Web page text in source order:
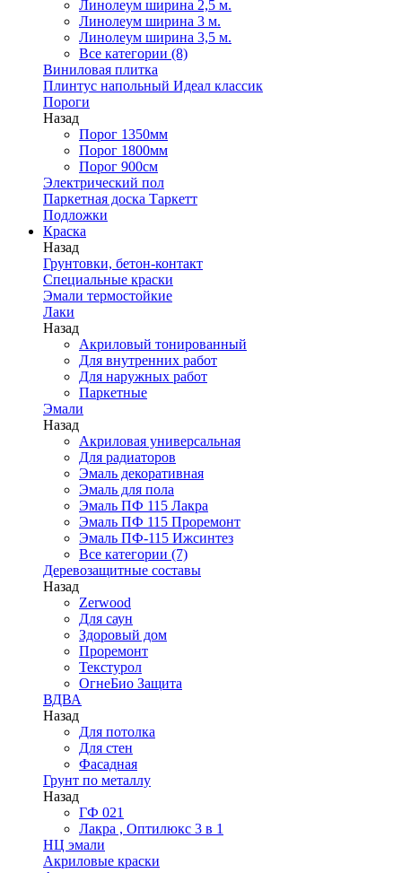
Линолеум ширина 2,5 м.
Линолеум ширина 3 м.
Линолеум ширина 3,5 м.
Все категории (8)
Виниловая плитка
Плинтус напольный Идеал классик
Пороги
Назад
Порог 1350мм
Порог 1800мм
Порог 900см
Электрический пол
Паркетная доска Таркетт
Подложки
Краска
Назад
Грунтовки, бетон-контакт
Специальные краски
Эмали термостойкие
Лаки
Назад
Акриловый тонированный
Для внутренних работ
Для наружных работ
Паркетные
Эмали
Назад
Акриловая универсальная
Для радиаторов
Эмаль декоративная
Эмаль для пола
Эмаль ПФ 115 Лакра
Эмаль ПФ 115 Проремонт
Эмаль ПФ-115 Ижсинтез
Все категории (7)
Деревозащитные составы
Назад
Zerwood
Для саун
Здоровый дом
Проремонт
Текстурол
ОгнеБио Защита
ВДВА
Назад
Для потолка
Для стен
Фасадная
Грунт по металлу
Назад
ГФ 021
Лакра , Оптилюкс 3 в 1
НЦ эмали
Акриловые краски